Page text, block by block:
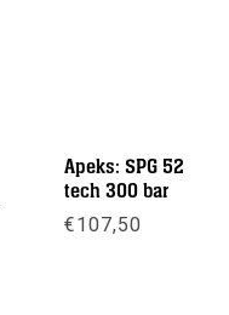
Apeks: SPG 52
tech 300 bar
€107,50